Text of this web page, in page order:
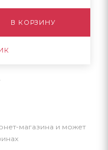
В КОРЗИНУ
магазина и может